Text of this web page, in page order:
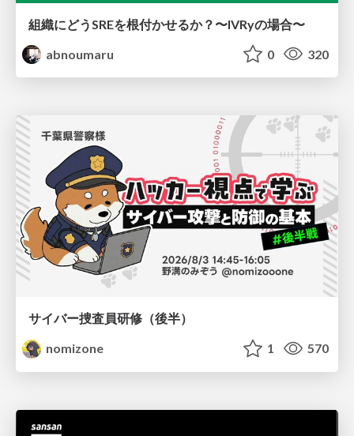
組織にどうSREを根付かせるか？〜IVRyの場合〜
abnoumaru
0 320
サイバー捜査員研修（後半）
nomizone
1 570